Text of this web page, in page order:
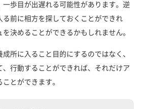
一歩目が出遅れる可能性があります。逆
る前に相方を探しておくことができれ
決めることができるかもしれません。
所に入ること目的にするのではなく、
、行動することができれば、それだけア
とができます。